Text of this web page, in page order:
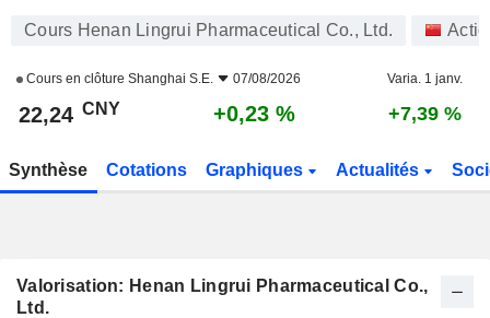
Cours Henan Lingrui Pharmaceutical Co., Ltd.
Cours en clôture Shanghai S.E. 07/08/2026 Varia. 1 janv.
22,24 CNY +0,23 % +7,39 %
Synthèse Cotations Graphiques Actualités
Valorisation: Henan Lingrui Pharmaceutical Co.,
Ltd.